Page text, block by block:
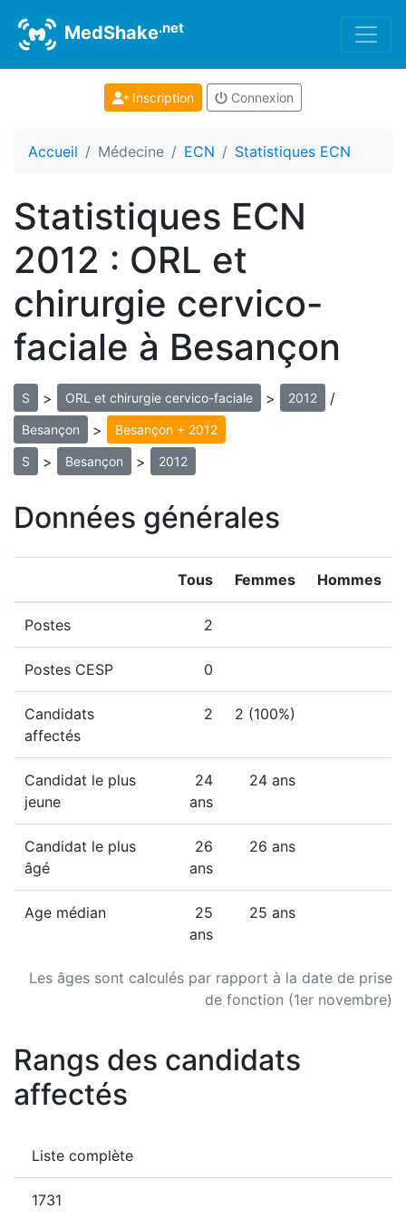
MedShake.net
Inscription Connexion
Accueil Médecine ECN Statistiques ECN
Statistiques ECN
2012 : ORL et
chirurgie cervico-
faciale à Besançon
S > ORL et chirurgie cervico-faciale > 2012 /
Besançon > Besançon + 2012
S > Besançon > 2012
Données générales
Les âges sont calculés par rapport à la date de prise
de fonction (1er novembre)
Tous Femmes Hommes
Postes 2
Postes CESP 0
Candidats
affectés
2 2 (100%)
Candidat le plus
jeune
24
ans
24 ans
Candidat le plus
âgé
26
ans
26 ans
Age médian
25
ans
25 ans
Rangs des candidats
affectés
Liste complète
1731